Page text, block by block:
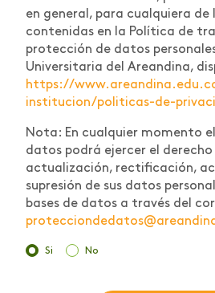
en general, para cualquiera de
contenidas en la Política de
protección de datos
Universitaria del Areandina,
https://
institucion/politicas-de-
Nota: En cualquier momento
datos podrá ejercer el
actualización, rectificación,
supresión de sus datos
bases de datos a través del
Si No